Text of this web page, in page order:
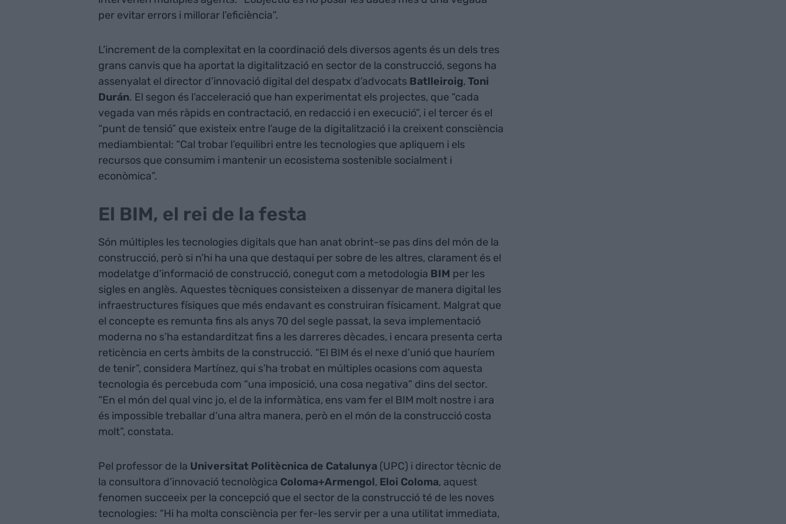
per evitar errors i millorar l’eficiència”.
L’increment de la complexitat en la coordinació dels diversos agents és un dels tres
grans canvis que ha aportat la digitalització en sector de la construcció, segons ha
assenyalat el director d’innovació digital del despatx d’advocats Batlleiroig, Toni
Durán. El segon és l’acceleració que han experimentat els projectes, que “cada
vegada van més ràpids en contractació, en redacció i en execució”, i el tercer és el
“punt de tensió” que existeix entre l’auge de la digitalització i la creixent consciència
mediambiental: “Cal trobar l’equilibri entre les tecnologies que apliquem i els
recursos que consumim i mantenir un ecosistema sostenible socialment i
econòmica”.
El BIM, el rei de la festa
Són múltiples les tecnologies digitals que han anat obrint-se pas dins del món de la
construcció, però si n’hi ha una que destaqui per sobre de les altres, clarament és el
modelatge d'informació de construcció, conegut com a metodologia BIM per les
sigles en anglès. Aquestes tècniques consisteixen a dissenyar de manera digital les
infraestructures físiques que més endavant es construiran físicament. Malgrat que
el concepte es remunta fins als anys 70 del segle passat, la seva implementació
moderna no s’ha estandarditzat fins a les darreres dècades, i encara presenta certa
reticència en certs àmbits de la construcció. “El BIM és el nexe d’unió que hauríem
de tenir”, considera Martínez, qui s’ha trobat en múltiples ocasions com aquesta
tecnologia és percebuda com “una imposició, una cosa negativa” dins del sector.
“En el món del qual vinc jo, el de la informàtica, ens vam fer el BIM molt nostre i ara
és impossible treballar d’una altra manera, però en el món de la construcció costa
molt”, constata.
Pel professor de la Universitat Politècnica de Catalunya(UPC) i director tècnic de
la consultora d’innovació tecnològica Coloma+Armengol, Eloi Coloma, aquest
fenomen succeeix per la concepció que el sector de la construcció té de les noves
tecnologies: “Hi ha molta consciència per fer-les servir per a una utilitat immediata,